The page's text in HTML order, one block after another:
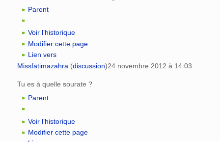
Parent
Voir l’historique
Modifier cette page
Lien vers
Missfatimazahra (discussion)24 novembre 2012 à 14:03
Tu es à quelle sourate ?
Parent
Voir l’historique
Modifier cette page